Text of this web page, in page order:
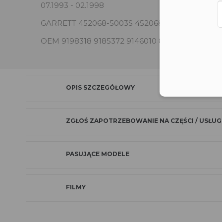
07.1993 - 02.1998
GARRETT 452068-5003S 452068-0001
OEM 9198318 9185372 9146010 8828493
OPIS SZCZEGÓŁOWY
ZGŁOŚ ZAPOTRZEBOWANIE NA CZĘŚCI /
PASUJĄCE MODELE
FILMY